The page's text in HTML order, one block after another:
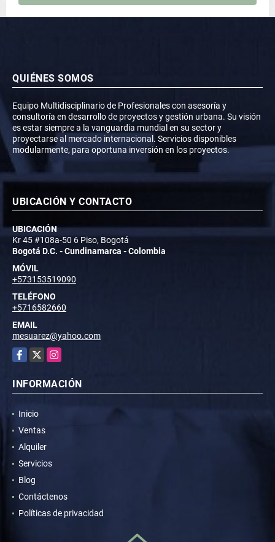
QUIÉNES SOMOS
Equipo Multidisciplinario de Profesionales con asesoría y
consultoría en desarrollo de proyectos y gestión urbana. Su visión
es estar siempre a la vanguardia mundial en su sector y
proyectarse al mercado internacional. Servicios disponibles
modularmente, para oportuna inversión en los proyectos.
UBICACIÓN Y CONTACTO
UBICACIÓN
Kr 45 #108a-50 6 Piso, Bogotá
Bogotá D.C. - Cundinamarca - Colombia
MÓVIL
+573153519090
TELÉFONO
+5716582660
EMAIL
mesuarez@yahoo.com
Facebook
X Instagram
INFORMACIÓN
Inicio
Ventas
Alquiler
Servicios
Blog
Contáctenos
Políticas de privacidad